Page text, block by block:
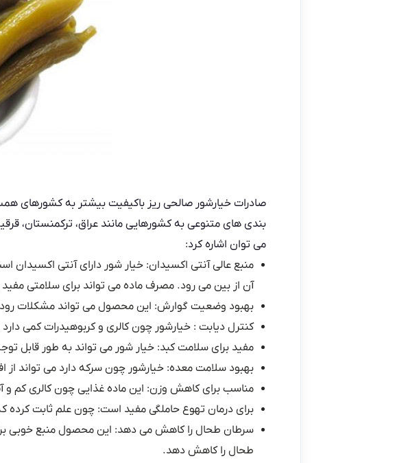
صادرات خیارشور صالحی ریز باکیفیت بیشتر به کشورهای
بندی های متنوعی به کشورهایی مانند عراق، ترکمنستان،
می توان اشاره کرد:
منبع عالی آنتی اکسیدان: خیار شور دارای آنتی اکسیدان
آن از بین می رود. مصرف ماده می تواند برای سلامتی مفید
بهبود وضعیت گوارش: این محصول می تواند مشکلات
کنترل دیابت : خیارشور چون کالری و کربوهیدرات کمی دارد
مفید برای سلامت کبد: خیار شور می تواند به طور قابل
بهبود سلامت معده: خیارشور چون سرکه دارد می تواند
مناسب برای کاهش وزن: این ماده غذایی چون کالری کم
برای درمان تهوع حاملگی مفید است: چون علم ثابت
سرطان طحال را کاهش می دهد: این محصول منبع خوبی
طحال را کاهش دهد.